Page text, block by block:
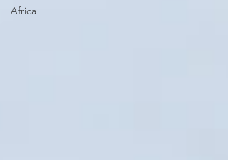
Africa